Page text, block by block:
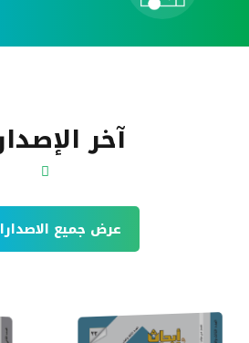
آخر
عرض جميع